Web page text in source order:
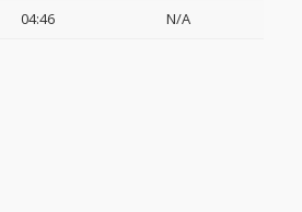
04:46 N/A